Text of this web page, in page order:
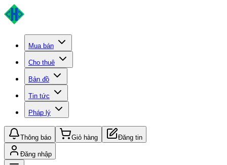
Mua bán
Cho thuê
Bản đồ
Tin tức
Pháp lý
Thông báo Giỏ hàng Đăng tin
Đăng nhập